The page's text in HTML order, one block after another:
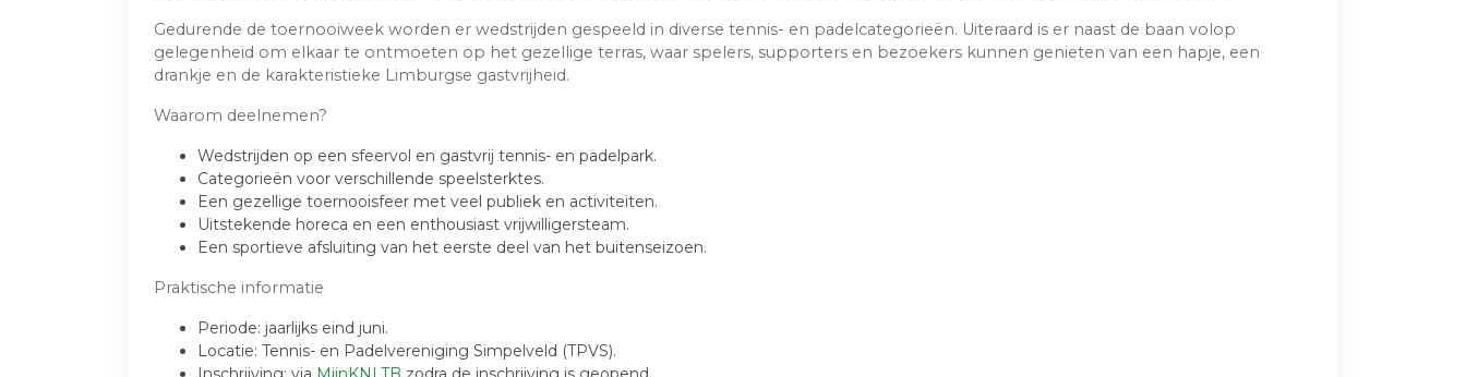
Gedurende de toernooiweek worden er wedstrijden gespeeld in diverse tennis- en padelcategorieën. Uiteraard is er naast de baan volop
gelegenheid om elkaar te ontmoeten op het gezellige terras, waar spelers, supporters en bezoekers kunnen genieten van een hapje, een
drankje en de karakteristieke Limburgse gastvrijheid.
Waarom deelnemen?
Wedstrijden op een sfeervol en gastvrij tennis- en padelpark.
Categorieën voor verschillende speelsterktes.
Een gezellige toernooisfeer met veel publiek en activiteiten.
Uitstekende horeca en een enthousiast vrijwilligersteam.
Een sportieve afsluiting van het eerste deel van het buitenseizoen.
Praktische informatie
Periode: jaarlijks eind juni.
Locatie: Tennis- en Padelvereniging Simpelveld (TPVS).